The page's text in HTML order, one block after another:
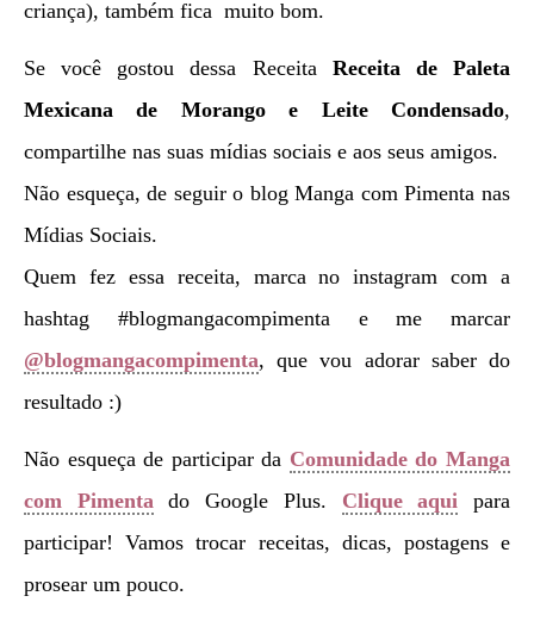
criança), também fica muito bom.
Se você gostou dessa Receita Receita de Paleta
Mexicana de Morango e Leite Condensado,
compartilhe nas suas mídias sociais e aos seus amigos.
Não esqueça, de seguir o blog Manga com Pimenta nas
Mídias Sociais.
Quem fez essa receita, marca no instagram com a
hashtag #blogmangacompimenta e me marcar
@blogmangacompimenta, que vou adorar saber do
resultado :)
Não esqueça de participar da Comunidade do Manga
com Pimenta do Google Plus. Clique aqui para
participar! Vamos trocar receitas, dicas, postagens e
prosear um pouco.